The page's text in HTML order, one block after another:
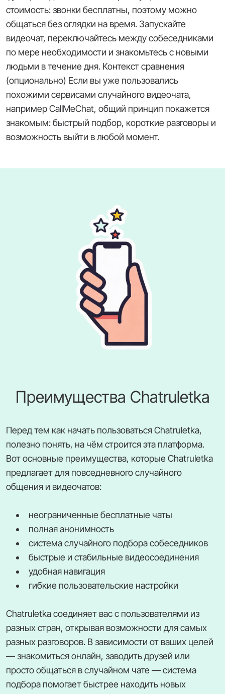
стоимость: звонки бесплатны, поэтому можно
общаться без оглядки на время. Запускайте
видеочат, переключайтесь между собеседниками
по мере необходимости и знакомьтесь с новыми
людьми в течение дня. Контекст сравнения
(опционально) Если вы уже пользовались
похожими сервисами случайного видеочата,
например CallMeChat, общий принцип покажется
знакомым: быстрый подбор, короткие разговоры и
возможность выйти в любой момент.
Преимущества Chatruletka
Перед тем как начать пользоваться Chatruletka,
полезно понять, на чём строится эта платформа.
Вот основные преимущества, которые Chatruletka
предлагает для повседневного случайного
общения и видеочатов:
неограниченные бесплатные чаты
полная анонимность
система случайного подбора собеседников
быстрые и стабильные видеосоединения
удобная навигация
гибкие пользовательские настройки
Chatruletka соединяет вас с пользователями из
разных стран, открывая возможности для самых
разных разговоров. В зависимости от ваших целей
— знакомиться онлайн, заводить друзей или
просто общаться в случайном чате — система
подбора помогает быстрее находить новых